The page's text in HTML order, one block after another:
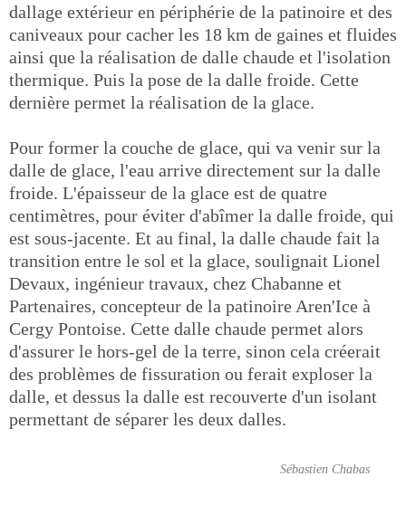
dallage extérieur en périphérie de la patinoire et des
caniveaux pour cacher les 18 km de gaines et fluides
ainsi que la réalisation de dalle chaude et l'isolation
thermique. Puis la pose de la dalle froide. Cette
dernière permet la réalisation de la glace.
Pour former la couche de glace, qui va venir sur la
dalle de glace, l'eau arrive directement sur la dalle
froide. L'épaisseur de la glace est de quatre
centimètres, pour éviter d'abîmer la dalle froide, qui
est sous-jacente. Et au final, la dalle chaude fait la
transition entre le sol et la glace, soulignait Lionel
Devaux, ingénieur travaux, chez Chabanne et
Partenaires, concepteur de la patinoire Aren'Ice à
Cergy Pontoise. Cette dalle chaude permet alors
d'assurer le hors-gel de la terre, sinon cela créerait
des problèmes de fissuration ou ferait exploser la
dalle, et dessus la dalle est recouverte d'un isolant
permettant de séparer les deux dalles.
Sébastien Chabas